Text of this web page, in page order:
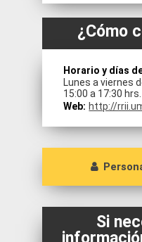
¿Cómo
Horario y días
Lunes a viernes
15:00 a 17:30 hrs.
Web: http://
Sr. Gerardo
Coordinador de
Mayor alSi